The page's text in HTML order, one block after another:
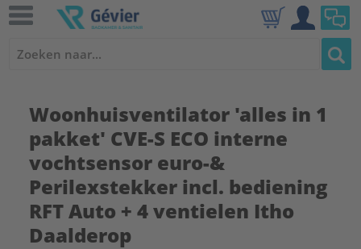
Woonhuisventilator 'alles in 1
pakket' CVE-S ECO interne
vochtsensor euro-&
Perilexstekker incl. bediening
RFT Auto + 4 ventielen Itho
Daalderop